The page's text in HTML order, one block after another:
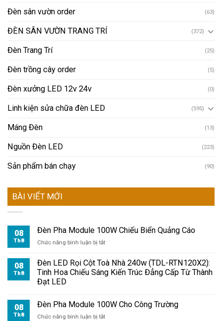
Đèn sân vườn order (63)
ĐÈN SÂN VƯỜN TRANG TRÍ (372)
Đèn Trang Trí (25)
Đèn trồng cây order (5)
Đèn xưởng LED 12v 24v (0)
Linh kiện sửa chữa đèn LED (595)
Máng Đèn (13)
Nguồn Đèn LED (223)
Sản phẩm bán chạy (90)
BÀI VIẾT MỚI
08
Th8
Đèn Pha Module 100W Chiếu Biển Quảng Cáo
Chức năng bình luận bị tắtở
Pha
Module
100W
Quảng
08
Th8
Đèn LED Rọi Cột Toà Nhà 240w (TDL-RTN120X2):
Tinh Hoa Chiếu Sáng Kiến Trúc Đẳng Cấp Từ Thành
Đạt LED
08
Th8
Đèn Pha Module 100W Cho Công Trường
Chức năng bình luận bị tắtở